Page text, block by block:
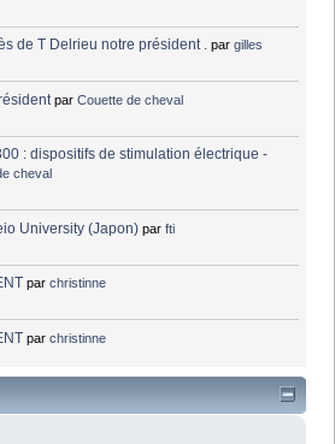
de T Delrieu notre président . pargilles
parCouette de cheval
: dispositifs de stimulation électrique -
cheval
University (Japon) parfti
parchristinne
parchristinne